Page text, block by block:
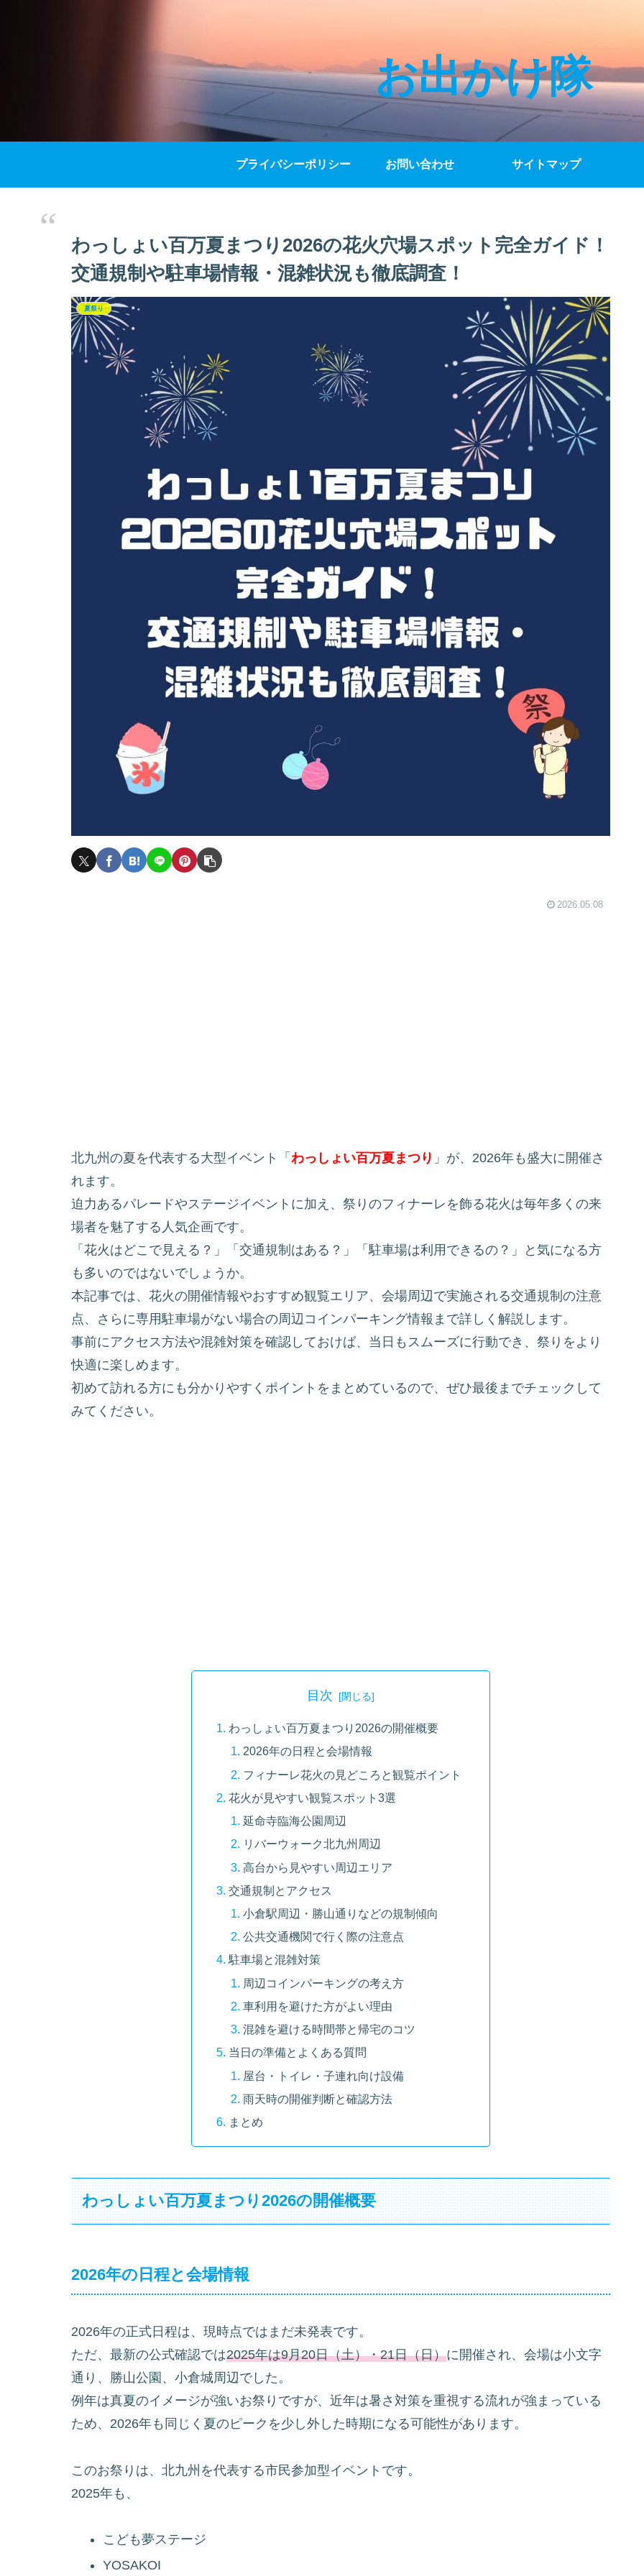
お出かけ隊
プライバシーポリシー お問い合わせ サイトマップ
わっしょい百万夏まつり2026の花火穴場スポット完全ガイド！
交通規制や駐車場情報・混雑状況も徹底調査！
夏祭り
2026.05.08
北九州の夏を代表する大型イベント「 わっしょい百万夏まつり 」が、2026年も盛大に開催さ
れます。
迫力あるパレードやステージイベントに加え、祭りのフィナーレを飾る花火は毎年多くの来
場者を魅了する人気企画です。
「花火はどこで見える？」「交通規制はある？」「駐車場は利用できるの？」と気になる方
も多いのではないでしょうか。
本記事では、花火の開催情報やおすすめ観覧エリア、会場周辺で実施される交通規制の注意
点、さらに専用駐車場がない場合の周辺コインパーキング情報まで詳しく解説します。
事前にアクセス方法や混雑対策を確認しておけば、当日もスムーズに行動でき、祭りをより
快適に楽しめます。
初めて訪れる方にも分かりやすくポイントをまとめているので、ぜひ最後までチェックして
みてください。
目次
わっしょい百万夏まつり2026の開催概要
2026年の日程と会場情報
フィナーレ花火の見どころと観覧ポイント
花火が見やすい観覧スポット3選
延命寺臨海公園周辺
リバーウォーク北九州周辺
高台から見やすい周辺エリア
交通規制とアクセス
小倉駅周辺・勝山通りなどの規制傾向
公共交通機関で行く際の注意点
駐車場と混雑対策
周辺コインパーキングの考え方
車利用を避けた方がよい理由
混雑を避ける時間帯と帰宅のコツ
当日の準備とよくある質問
屋台・トイレ・子連れ向け設備
雨天時の開催判断と確認方法
まとめ
わっしょい百万夏まつり2026の開催概要
2026年の日程と会場情報
2026年の正式日程は、現時点ではまだ未発表です。
ただ、最新の公式確認では2025年は9月20日（土）・21日（日）に開催され、会場は小文字
通り、勝山公園、小倉城周辺でした。
例年は真夏のイメージが強いお祭りですが、近年は暑さ対策を重視する流れが強まっている
ため、2026年も同じく夏のピークを少し外した時期になる可能性があります。
このお祭りは、北九州を代表する市民参加型イベントです。
2025年も、
こども夢ステージ
YOSAKOI